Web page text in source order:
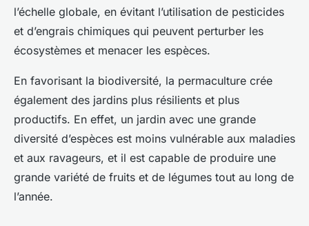
l’échelle globale, en évitant l’utilisation de pesticides
et d’engrais chimiques qui peuvent perturber les
écosystèmes et menacer les espèces.
En favorisant la biodiversité, la permaculture crée
également des jardins plus résilients et plus
productifs. En effet, un jardin avec une grande
diversité d’espèces est moins vulnérable aux maladies
et aux ravageurs, et il est capable de produire une
grande variété de fruits et de légumes tout au long de
l’année.